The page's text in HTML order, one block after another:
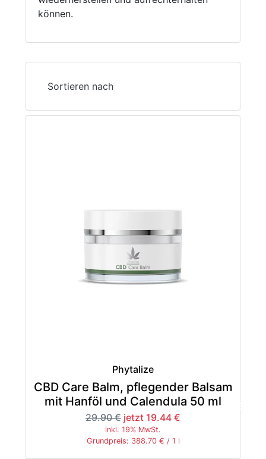
können.
Sortieren nach
Phytalize
CBD Care Balm, pflegender Balsam
mit Hanföl und Calendula 50 ml
29.90 € jetzt 19.44 €
inkl. 19% MwSt.
Grundpreis: 388.70 € / 1 l
-35%